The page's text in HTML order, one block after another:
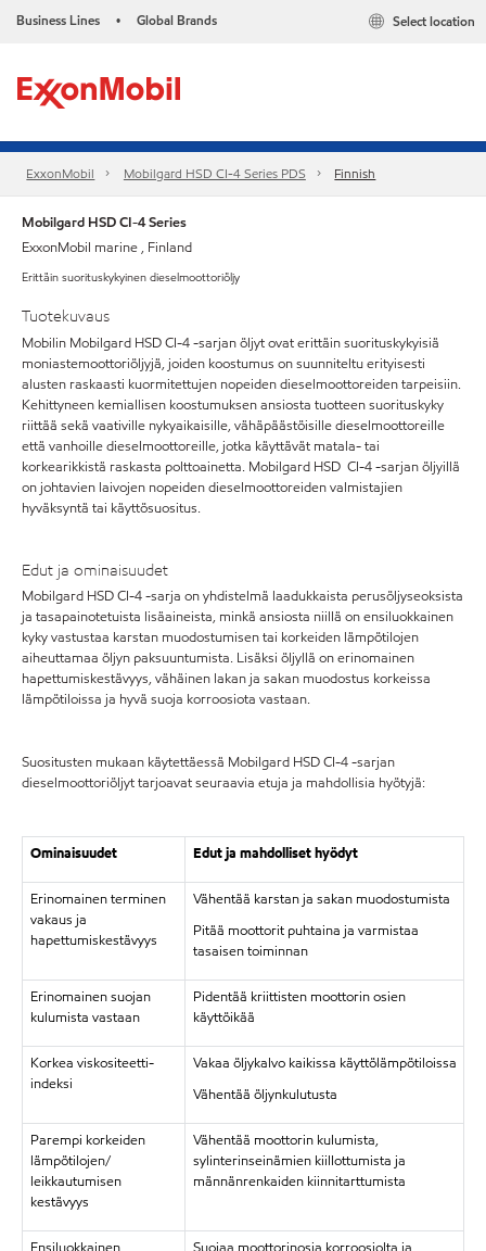
Business Lines • Global Brands Select location
ExxonMobil Mobilgard HSD CI-4 Series​ PDS Finnish
Mobilgard HSD CI-4 Series
ExxonMobil marine , Finland
Erittäin suorituskykyinen dieselmoottoriöljy
Tuotekuvaus
Mobilin Mobilgard HSD CI-4 -sarjan öljyt ovat erittäin suorituskykyisiä
moniastemoottoriöljyjä, joiden koostumus on suunniteltu erityisesti
alusten raskaasti kuormitettujen nopeiden dieselmoottoreiden tarpeisiin.
Kehittyneen kemiallisen koostumuksen ansiosta tuotteen suorituskyky
riittää sekä vaativille nykyaikaisille, vähäpäästöisille dieselmoottoreille
että vanhoille dieselmoottoreille, jotka käyttävät matala- tai
korkearikkistä raskasta polttoainetta. Mobilgard HSD CI-4 -sarjan öljyillä
on johtavien laivojen nopeiden dieselmoottoreiden valmistajien
hyväksyntä tai käyttösuositus.
Edut ja ominaisuudet
Mobilgard HSD CI-4 -sarja on yhdistelmä laadukkaista perusöljyseoksista
ja tasapainotetuista lisäaineista, minkä ansiosta niillä on ensiluokkainen
kyky vastustaa karstan muodostumisen tai korkeiden lämpötilojen
aiheuttamaa öljyn paksuuntumista. Lisäksi öljyllä on erinomainen
hapettumiskestävyys, vähäinen lakan ja sakan muodostus korkeissa
lämpötiloissa ja hyvä suoja korroosiota vastaan.
Suositusten mukaan käytettäessä Mobilgard HSD CI-4 -sarjan
dieselmoottoriöljyt tarjoavat seuraavia etuja ja mahdollisia hyötyjä:
Ominaisuudet Edut ja mahdolliset hyödyt
Erinomainen terminen
vakaus ja
hapettumiskestävyys
Vähentää karstan ja sakan muodostumista
Pitää moottorit puhtaina ja varmistaa
tasaisen toiminnan
Erinomainen suojan
kulumista vastaan
Pidentää kriittisten moottorin osien
käyttöikää
Korkea viskositeetti-
indeksi
Vakaa öljykalvo kaikissa käyttölämpötiloissa
Vähentää öljynkulutusta
Parempi korkeiden
lämpötilojen/
leikkautumisen
kestävyys
Vähentää moottorin kulumista,
sylinterinseinämien kiillottumista ja
männänrenkaiden kiinnitarttumista